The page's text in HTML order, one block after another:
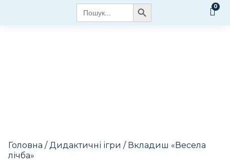
Search
for:
Search Button
Головна /Дидактичні ігри / Вкладиш «Весела
лічба»